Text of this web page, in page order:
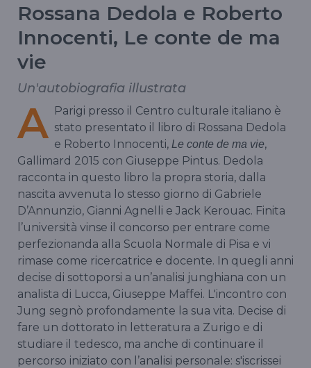
Rossana Dedola e Roberto
Innocenti, Le conte de ma
vie
Un'autobiografia illustrata
A Parigi presso il Centro culturale italiano è
stato presentato il libro di Rossana Dedola
e Roberto Innocenti, Le conte de ma vie,
Gallimard 2015 con Giuseppe Pintus. Dedola
racconta in questo libro la propra storia, dalla
nascita avvenuta lo stesso giorno di Gabriele
D’Annunzio, Gianni Agnelli e Jack Kerouac. Finita
l’università vinse il concorso per entrare come
perfezionanda alla Scuola Normale di Pisa e vi
rimase come ricercatrice e docente. In quegli anni
decise di sottoporsi a un’analisi junghiana con un
analista di Lucca, Giuseppe Maffei. L'incontro con
Jung segnò profondamente la sua vita. Decise di
fare un dottorato in letteratura a Zurigo e di
studiare il tedesco, ma anche di continuare il
percorso iniziato con l’analisi personale: s'iscrissei